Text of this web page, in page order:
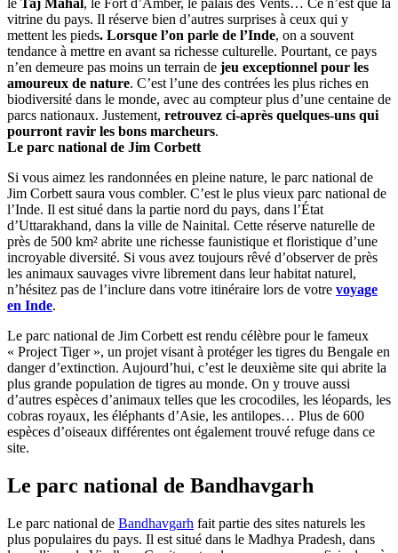
vitrine du pays. Il réserve bien d’autres surprises à ceux qui y
mettent les pieds. Lorsque l’on parle de l’Inde, on a souvent
tendance à mettre en avant sa richesse culturelle. Pourtant, ce pays
n’en demeure pas moins un terrain de jeu exceptionnel pour les
amoureux de nature. C’est l’une des contrées les plus riches en
biodiversité dans le monde, avec au compteur plus d’une centaine de
parcs nationaux. Justement, retrouvez ci-après quelques-uns qui
pourront ravir les bons marcheurs.
Le parc national de Jim Corbett
Si vous aimez les randonnées en pleine nature, le parc national de
Jim Corbett saura vous combler. C’est le plus vieux parc national de
l’Inde. Il est situé dans la partie nord du pays, dans l’État
d’Uttarakhand, dans la ville de Nainital. Cette réserve naturelle de
près de 500 km² abrite une richesse faunistique et floristique d’une
incroyable diversité. Si vous avez toujours rêvé d’observer de près
les animaux sauvages vivre librement dans leur habitat naturel,
n’hésitez pas de l’inclure dans votre itinéraire lors de votre voyage
en Inde.
Le parc national de Jim Corbett est rendu célèbre pour le fameux
« Project Tiger », un projet visant à protéger les tigres du Bengale en
danger d’extinction. Aujourd’hui, c’est le deuxième site qui abrite la
plus grande population de tigres au monde. On y trouve aussi
d’autres espèces d’animaux telles que les crocodiles, les léopards, les
cobras royaux, les éléphants d’Asie, les antilopes… Plus de 600
espèces d’oiseaux différentes ont également trouvé refuge dans ce
site.
Le parc national de Bandhavgarh
Le parc national de Bandhavgarh fait partie des sites naturels les
plus populaires du pays. Il est situé dans le Madhya Pradesh, dans